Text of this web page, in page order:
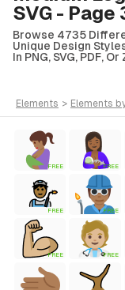
SVG - Page
Browse 4735
Unique Design
In PNG, SVG, PDF,
elements > elements
FREE FREE
FREE FREE
FREE FREE